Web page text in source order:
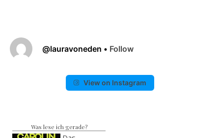
@lauravoneden • Follow
View on Instagram
Was lese ich gerade?